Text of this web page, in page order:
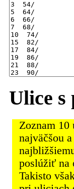
Ulice
Zoznam
najväčšou
poslúžiť na
Takisto